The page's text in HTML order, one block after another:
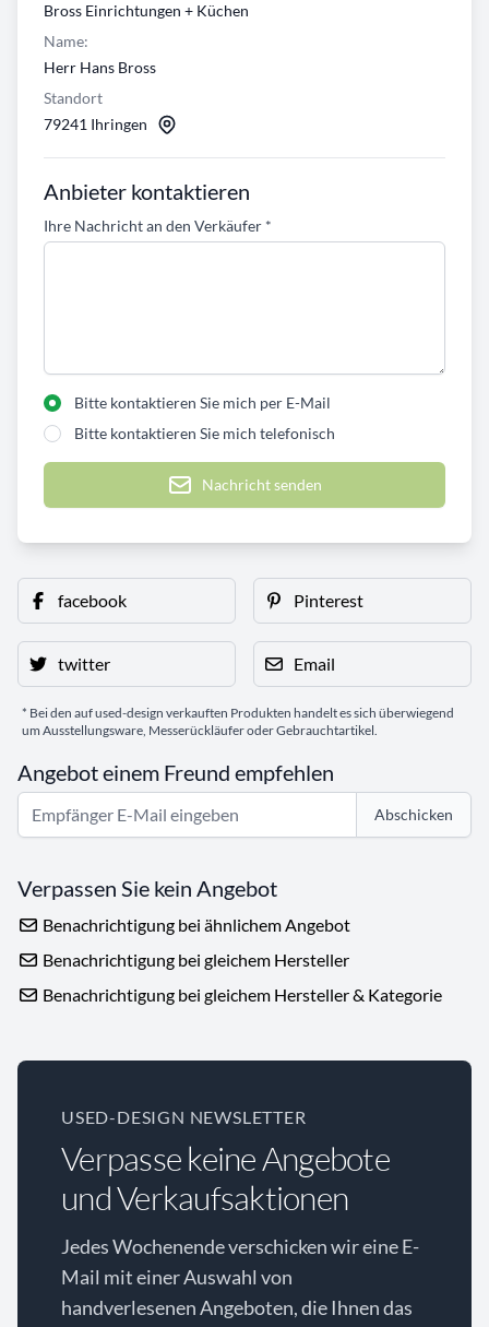
Bross Einrichtungen + Küchen
Name:
Herr Hans Bross
Standort
79241 Ihringen
Anbieter kontaktieren
Ihre Nachricht an den Verkäufer *
Bitte kontaktieren Sie mich per E-Mail
Bitte kontaktieren Sie mich telefonisch
Nachricht senden
facebook Pinterest
twitter Email
* Bei den auf used-design verkauften Produkten handelt es sich überwiegend
um Ausstellungsware, Messerückläufer oder Gebrauchtartikel.
Angebot einem Freund empfehlen
Abschicken
Verpassen Sie kein Angebot
Benachrichtigung bei ähnlichem Angebot
Benachrichtigung bei gleichem Hersteller
Benachrichtigung bei gleichem Hersteller & Kategorie
USED-DESIGN NEWSLETTER
Verpasse keine Angebote
und Verkaufsaktionen
Jedes Wochenende verschicken wir eine E-
Mail mit einer Auswahl von
handverlesenen Angeboten, die Ihnen das